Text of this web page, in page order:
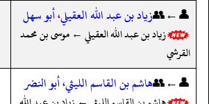
👤←👥زياد بن عبد الله العقيلي، أبو سهل
زياد بن عبد الله العقيلي ← موسى بن محمد
القرشي
👤←👥هاشم بن القاسم الليثي، أبو النضر